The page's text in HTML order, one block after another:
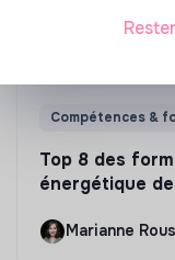
Compétences &
Top 8 des
énergétique
Marianne